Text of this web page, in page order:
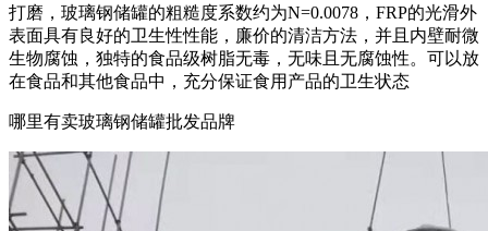
打磨，玻璃钢储罐的粗糙度系数约为N=0.0078，FRP的光滑外
表面具有良好的卫生性性能，廉价的清洁方法，并且内壁耐微
生物腐蚀，独特的食品级树脂无毒，无味且无腐蚀性。可以放
在食品和其他食品中，充分保证食用产品的卫生状态
哪里有卖玻璃钢储罐批发品牌